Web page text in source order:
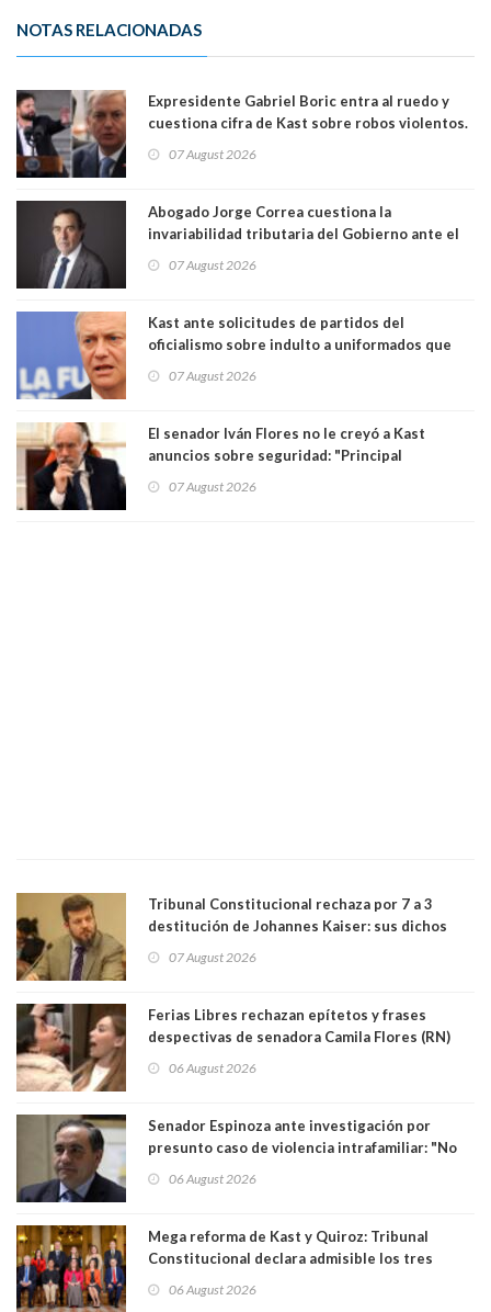
NOTAS RELACIONADAS
Expresidente Gabriel Boric entra al ruedo y
cuestiona cifra de Kast sobre robos violentos.
07 August 2026
Abogado Jorge Correa cuestiona la
invariabilidad tributaria del Gobierno ante el
democracia” y "defendemos la alternancia en el
07 August 2026
Kast ante solicitudes de partidos del
oficialismo sobre indulto a uniformados que
07 August 2026
El senador Iván Flores no le creyó a Kast
anuncios sobre seguridad: "Principal
perseguir ruta del dinero y levantar secreto
07 August 2026
Tribunal Constitucional rechaza por 7 a 3
destitución de Johannes Kaiser: sus dichos
justicia constitucional porque no es diputado
07 August 2026
Ferias Libres rechazan epítetos y frases
despectivas de senadora Camila Flores (RN)
06 August 2026
Senador Espinoza ante investigación por
presunto caso de violencia intrafamiliar: "No
antecedentes a Tribunal Supremo
06 August 2026
Mega reforma de Kast y Quiroz: Tribunal
Constitucional declara admisible los tres
06 August 2026